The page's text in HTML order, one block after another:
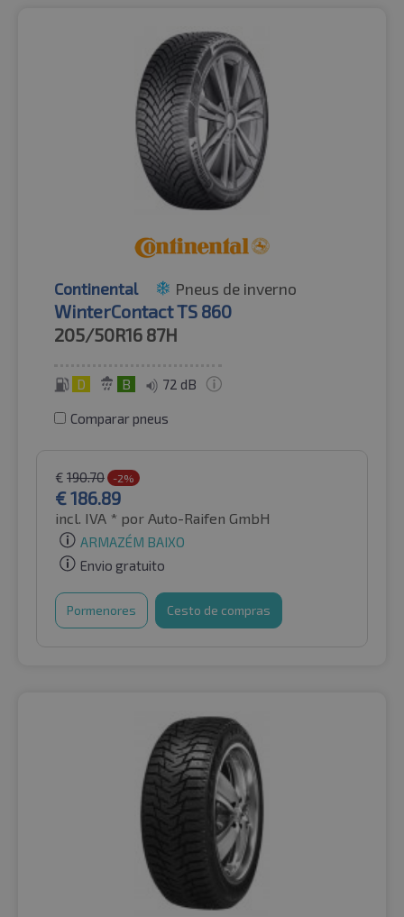
Continental Pneus de inverno
WinterContact TS 860
205/50R16 87H
D B 72 dB
Comparar pneus
€ 190.70 -2%
€186.89
incl. IVA * por Auto-Raifen GmbH
ARMAZÉM BAIXO
Envio gratuito
Pormenores Cesto de compras